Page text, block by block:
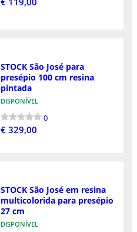
STOCK São José para
presépio 100 cm resina
pintada
DISPONÍVEL
0
€ 329,00
STOCK São José em resina
multicolorida para presépio
27 cm
DISPONÍVEL